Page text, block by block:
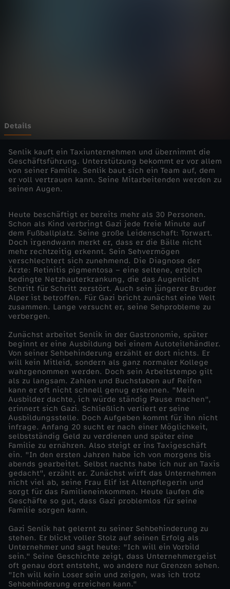
h
i
n
e
r
u
n
g
-
G
a
z
i
S
e
n
l
i
Details
Senlik kauft ein Taxiunternehmen und übernimmt die
Geschäftsführung. Unterstützung bekommt er vor allem
von seiner Familie. Senlik baut sich ein Team auf, dem
er voll vertrauen kann. Seine Mitarbeitenden werden zu
seinen Augen.
Heute beschäftigt er bereits mehr als 30 Personen.
Schon als Kind verbringt Gazi jede freie Minute auf
dem Fußballplatz. Seine große Leidenschaft: Torwart.
Doch irgendwann merkt er, dass er die Bälle nicht
mehr rechtzeitig erkennt. Sein Sehvermögen
verschlechtert sich zunehmend. Die Diagnose der
Ärzte: Retinitis pigmentosa – eine seltene, erblich
bedingte Netzhauterkrankung, die das Augenlicht
Schritt für Schritt zerstört. Auch sein jüngerer Bruder
Alper ist betroffen. Für Gazi bricht zunächst eine Welt
zusammen. Lange versucht er, seine Sehprobleme zu
verbergen.
Zunächst arbeitet Senlik in der Gastronomie, später
beginnt er eine Ausbildung bei einem Autoteilehändler.
Von seiner Sehbehinderung erzählt er dort nichts. Er
will kein Mitleid, sondern als ganz normaler Kollege
wahrgenommen werden. Doch sein Arbeitstempo gilt
als zu langsam. Zahlen und Buchstaben auf Reifen
kann er oft nicht schnell genug erkennen. "Mein
Ausbilder dachte, ich würde ständig Pause machen",
erinnert sich Gazi. Schließlich verliert er seine
Ausbildungsstelle. Doch Aufgeben kommt für ihn nicht
infrage. Anfang 20 sucht er nach einer Möglichkeit,
selbstständig Geld zu verdienen und später eine
Familie zu ernähren. Also steigt er ins Taxigeschäft
ein. "In den ersten Jahren habe ich von morgens bis
abends gearbeitet. Selbst nachts habe ich nur an Taxis
gedacht", erzählt er. Zunächst wirft das Unternehmen
nicht viel ab, seine Frau Elif ist Altenpflegerin und
sorgt für das Familieneinkommen. Heute laufen die
Geschäfte so gut, dass Gazi problemlos für seine
Familie sorgen kann.
Gazi Senlik hat gelernt zu seiner Sehbehinderung zu
stehen. Er blickt voller Stolz auf seinen Erfolg als
Unternehmer und sagt heute: "Ich will ein Vorbild
sein." Seine Geschichte zeigt, dass Unternehmergeist
oft genau dort entsteht, wo andere nur Grenzen sehen.
"Ich will kein Loser sein und zeigen, was ich trotz
Sehbehinderung erreichen kann."